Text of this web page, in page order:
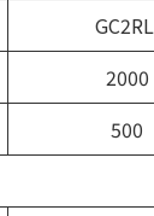
2000
500